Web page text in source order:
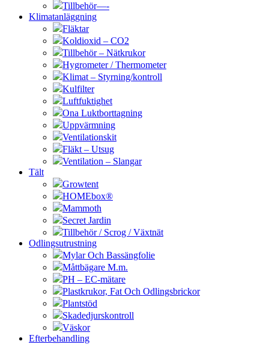
Tillbehör—-
Klimatanläggning
Fläktar
Koldioxid – CO2
Tillbehör – Nätkrukor
Hygrometer / Thermometer
Klimat – Styrning/kontroll
Kulfilter
Luftfuktighet
Ona Luktborttagning
Uppvärmning
Ventilationskit
Fläkt – Utsug
Ventilation – Slangar
Tält
Growtent
HOMEbox®
Mammoth
Secret Jardin
Tillbehör / Scrog / Växtnät
Odlingsutrustning
Mylar Och Bassängfolie
Måttbägare M.m.
PH – EC-mätare
Plastkrukor, Fat Och Odlingsbrickor
Plantstöd
Skadedjurskontroll
Väskor
Efterbehandling